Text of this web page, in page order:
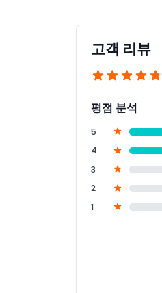
고객 리뷰
평점 분석
5
4
3
2
1